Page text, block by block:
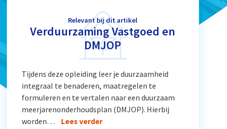
Relevant bij dit artikel
Verduurzaming Vastgoed en
DMJOP
Tijdens deze opleiding leer je duurzaamheid
integraal te benaderen, maatregelen te
formuleren en te vertalen naar een duurzaam
meerjarenonderhoudsplan (DMJOP). Hierbij
worden…
Lees verder